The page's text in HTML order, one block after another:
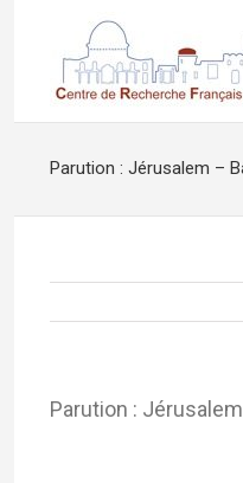
Parution : Jérusalem –
Parution :